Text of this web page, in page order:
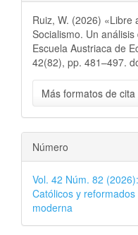
Ruiz, W. (2026) «Libre
Socialismo. Un
Escuela Austriaca de
42(82), pp. 481–497.
Más formatos de cita
Número
Vol. 42 Núm. 82
Católicos y
moderna